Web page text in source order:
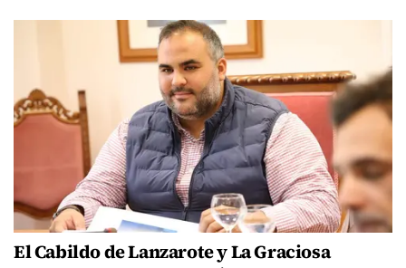
El Cabildo de Lanzarote y La Graciosa